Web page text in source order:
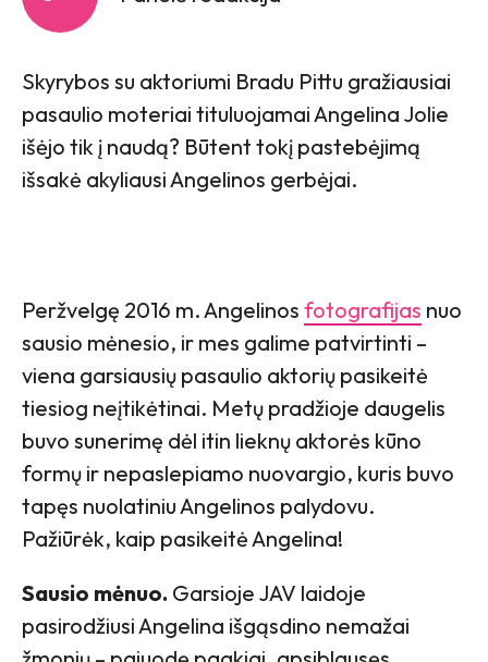
Skyrybos su aktoriumi Bradu Pittu gražiausiai
pasaulio moteriai tituluojamai Angelina Jolie
išėjo tik į naudą? Būtent tokį pastebėjimą
išsakė akyliausi Angelinos gerbėjai.
Peržvelgę 2016 m. Angelinos fotografijas nuo
sausio mėnesio, ir mes galime patvirtinti –
viena garsiausių pasaulio aktorių pasikeitė
tiesiog neįtikėtinai. Metų pradžioje daugelis
buvo sunerimę dėl itin lieknų aktorės kūno
formų ir nepaslepiamo nuovargio, kuris buvo
tapęs nuolatiniu Angelinos palydovu.
Pažiūrėk, kaip pasikeitė Angelina!
Sausio mėnuo. Garsioje JAV laidoje
pasirodžiusi Angelina išgąsdino nemažai